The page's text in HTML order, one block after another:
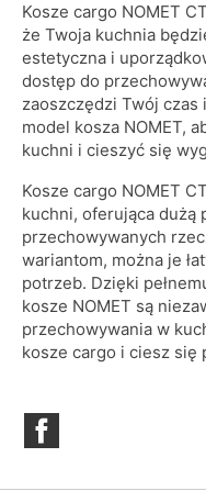
Kosze cargo NOMET
że Twoja kuchnia
estetyczna i
dostęp do
zaoszczędzi Twój
model kosza NOMET,
kuchni i cieszyć się
Kosze cargo NOMET
kuchni, oferująca dużą
przechowywanych
wariantom, można je
potrzeb. Dzięki
kosze NOMET są
przechowywania w
kosze cargo i ciesz się